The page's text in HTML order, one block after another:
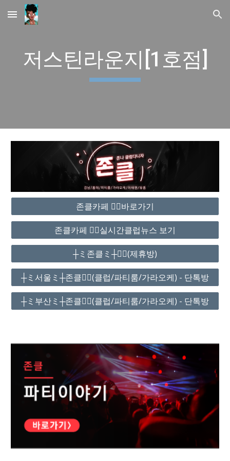
Skip to main content Skip to navigation
저스틴라운지[1호점]
존클카페 ❤️‍🔥바로가기
존클카페 ❤️‍🔥실시간클럽뉴스 보기
┼ミ존클ミ┼❤️‍🔥(제휴방)
┼ミ서울ミ┼존클❤️‍🔥(클럽/파티룸/가라오케) - 단톡방
┼ミ부산ミ┼존클❤️‍🔥(클럽/파티룸/가라오케) - 단톡방